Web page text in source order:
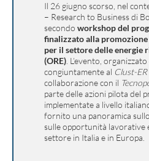
Il 26 giugno scorso, nel
– Research to Business di
secondo workshop del
finalizzato alla
per il settore delle energie
(ORE) . L’evento,
congiuntamente al Clust-
collaborazione con il
parte delle azioni pilota del
implementate a livello
fornito una panoramica
sulle opportunità lavorative
settore in Italia e in Europa.